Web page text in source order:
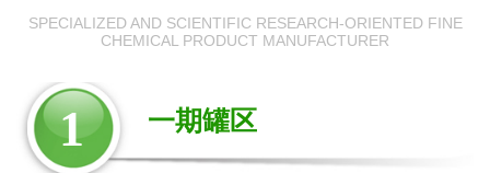
SPECIALIZED AND SCIENTIFIC RESEARCH-ORIENTED FINE
CHEMICAL PRODUCT MANUFACTURER
1 一期罐区